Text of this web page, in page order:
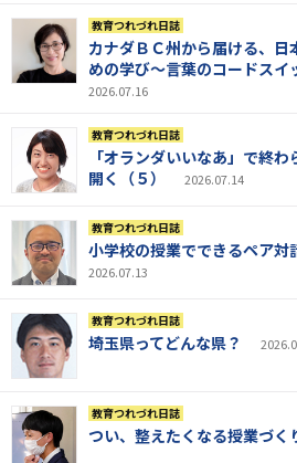
教育つれづれ日誌
カナダＢＣ州から届ける、
めの学び～言葉のコードスイ
2026.07.16
教育つれづれ日誌
「オランダいいなあ」で終
開く（５）
2026.07.14
教育つれづれ日誌
小学校の授業でできるペア対
2026.07.13
教育つれづれ日誌
埼玉県ってどんな県？
教育つれづれ日誌
つい、整えたくなる授業づく